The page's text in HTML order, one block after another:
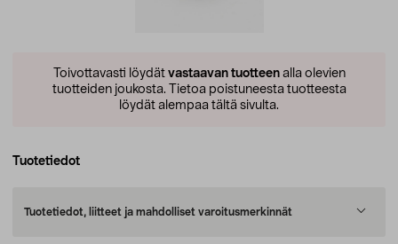
Toivottavasti löydät vastaavan tuotteenalla olevien
tuotteiden joukosta. Tietoa poistuneesta tuotteesta
löydät alempaa tältä sivulta.
Tuotetiedot
Tuotetiedot, liitteet ja mahdolliset varoitusmerkinnät